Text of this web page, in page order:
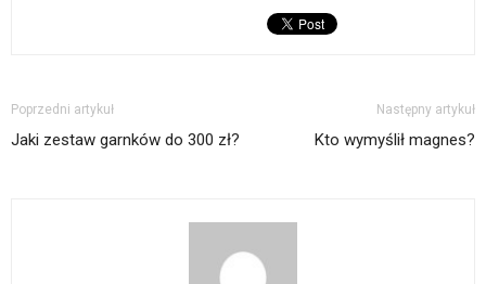
Poprzedni artykuł
Jaki zestaw garnków do 300 zł?
Następny artykuł
Kto wymyślił magnes?